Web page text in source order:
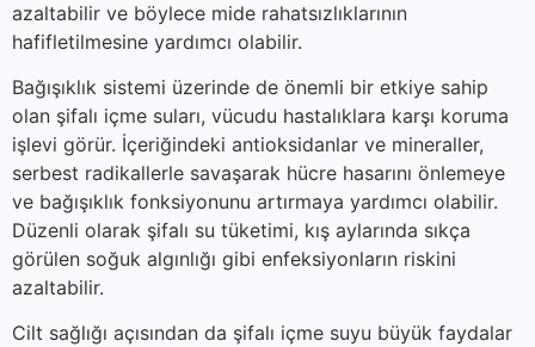
azaltabilir ve böylece mide rahatsızlıklarının
hafifletilmesine yardımcı olabilir.
Bağışıklık sistemi üzerinde de önemli bir etkiye sahip
olan şifalı içme suları, vücudu hastalıklara karşı koruma
işlevi görür. İçeriğindeki antioksidanlar ve mineraller,
serbest radikallerle savaşarak hücre hasarını önlemeye
ve bağışıklık fonksiyonunu artırmaya yardımcı olabilir.
Düzenli olarak şifalı su tüketimi, kış aylarında sıkça
görülen soğuk algınlığı gibi enfeksiyonların riskini
azaltabilir.
Cilt sağlığı açısından da şifalı içme suyu büyük faydalar